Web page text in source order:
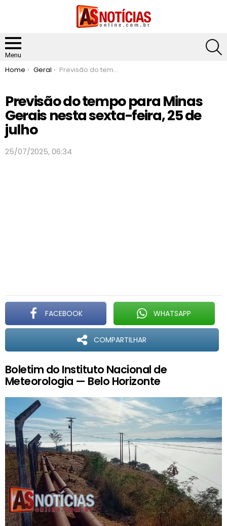
Menu
You are here:
Home Geral Previsão do tempo para Minas Gerais nesta sexta-feira, 25 de julho
Previsão do tempo para Minas
Gerais nesta sexta-feira, 25 de
julho
25/07/2025, 06:34
FACEBOOK WHATSAPP
COMPARTILHAR
Boletim do Instituto Nacional de
Meteorologia — Belo Horizonte